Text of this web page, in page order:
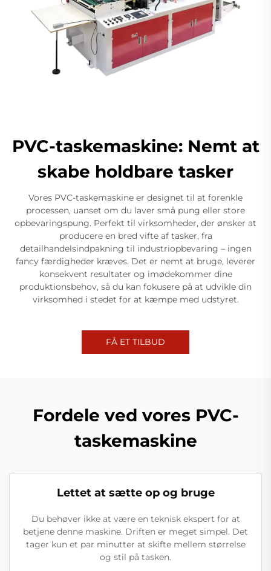
PVC-taskemaskine: Nemt at
skabe holdbare tasker
Vores PVC-taskemaskine er designet til at forenkle
processen, uanset om du laver små pung eller store
opbevaringspung. Perfekt til virksomheder, der ønsker at
producere en bred vifte af tasker, fra
detailhandelsindpakning til industriopbevaring – ingen
fancy færdigheder kræves. Det er nemt at bruge, leverer
konsekvent resultater og imødekommer dine
produktionsbehov, så du kan fokusere på at udvikle din
virksomhed i stedet for at kæmpe med udstyret.
FÅ ET TILBUD
Fordele ved vores PVC-
taskemaskine
Lettet at sætte op og bruge
Du behøver ikke at være en teknisk ekspert for at
betjene denne maskine. Driften er meget simpel. Det
tager kun et par minutter at skifte mellem størrelse
og stil på tasken.